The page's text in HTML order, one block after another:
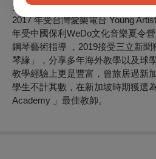
美國、義大利、法國、英國、新加
2017 年受台灣愛樂電台 Young
年受中國保利WeDo文化音樂夏令
鋼琴藝術指導 ，2019接受三立新
琴緣」，分享多年海外教學以及球
教學經驗上更是豐富，曾旅居過新
學生不計其數，在新加坡時期獲選
Academy 」最佳教師。